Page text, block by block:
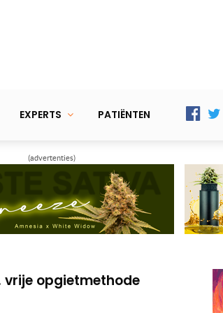
EXPERTS PATIËNTEN
(advertenties)
voor zijn rechten
je weg, en wanneer?
voor zijn rechten